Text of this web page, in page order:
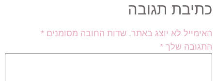
כתיבת תגובה
האימייל לא יוצג באתר. שדות החובה מסומנים *
התגובה שלך *